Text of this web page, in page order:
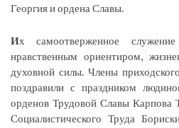
Георгия и ордена Славы.
Их самоотверженное
нравственным ориентиром,
духовной силы. Члены
поздравили с праздником
орденов Трудовой Славы Карпова
Социалистического Труда